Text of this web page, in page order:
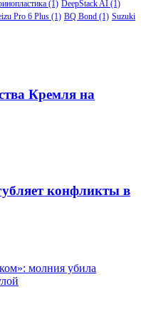
(1) DeepStack AI (1)
Pro 6 Plus (1) BQ Bond (1) Suzuki
Кремля на
конфликты в